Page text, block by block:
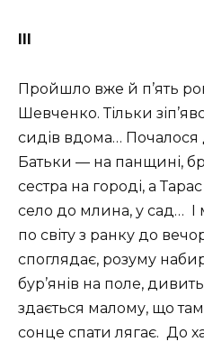
Пройшло вже й п’ять
Шевченко. Тільки
сидів вдома… Почалося
Батьки — на панщині,
сестра на городі, а
село до млина, у сад…
по світу з ранку до
споглядає, розуму
бур’янів на поле,
здається малому, що
сонце спати лягає. До